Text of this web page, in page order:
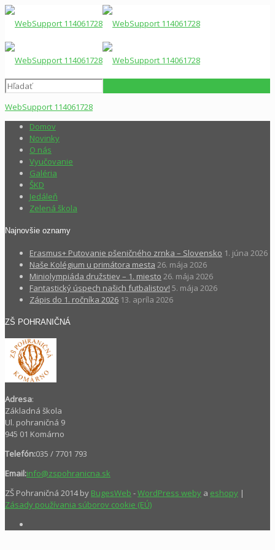
WebSupport 114061728
Domov
Novinky
O nás
Vyučovanie
Galéria
ŠKD
Jedáleň
Zelená škola
Najnovšie oznamy
Erasmus+ Putovanie pšeničného zrnka – Slovensko 1. júna 2026
Naše Kolégium u primátora mesta 26. mája 2026
Miniolympiáda družstiev – 1. miesto 26. mája 2026
Fantastický úspech našich futbalistov! 5. mája 2026
Zápis do 1. ročníka 2026 13. apríla 2026
ZŠ POHRANIČNÁ
Adresa:
Základná škola
Ul. pohraničná 9
945 01 Komárno
Telefón:035 / 7701 793
Email:info@zspohranicna.sk
ZŠ Pohraničná 2014 by BugesWeb -WordPress weby a eshopy |
Zásady používania súborov cookie (EÚ)